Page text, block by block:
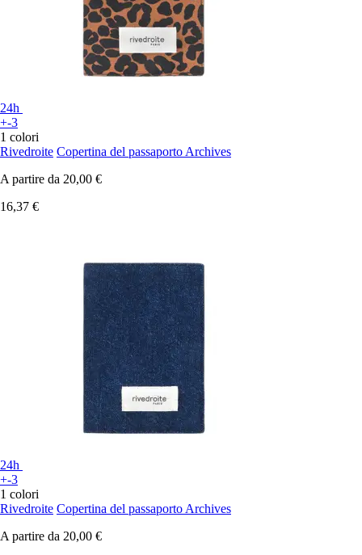
24h
+-3
1 colori
Rivedroite Copertina del passaporto Archives
A partire da 20,00 €
16,37 €
24h
+-3
1 colori
Rivedroite Copertina del passaporto Archives
A partire da 20,00 €